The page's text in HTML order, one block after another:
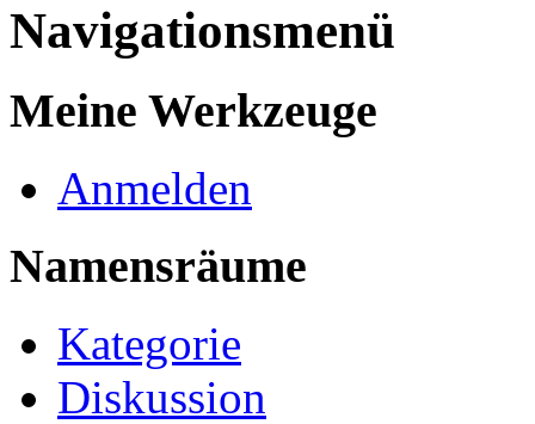
Navigationsmenü
Meine Werkzeuge
Anmelden
Namensräume
Kategorie
Diskussion